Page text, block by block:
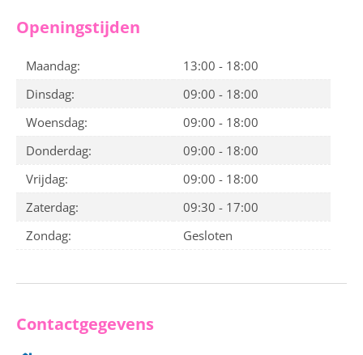
Openingstijden
Maandag:
13:00 - 18:00
Dinsdag:
09:00 - 18:00
Woensdag:
09:00 - 18:00
Donderdag:
09:00 - 18:00
Vrijdag:
09:00 - 18:00
Zaterdag:
09:30 - 17:00
Zondag:
Gesloten
Contactgegevens